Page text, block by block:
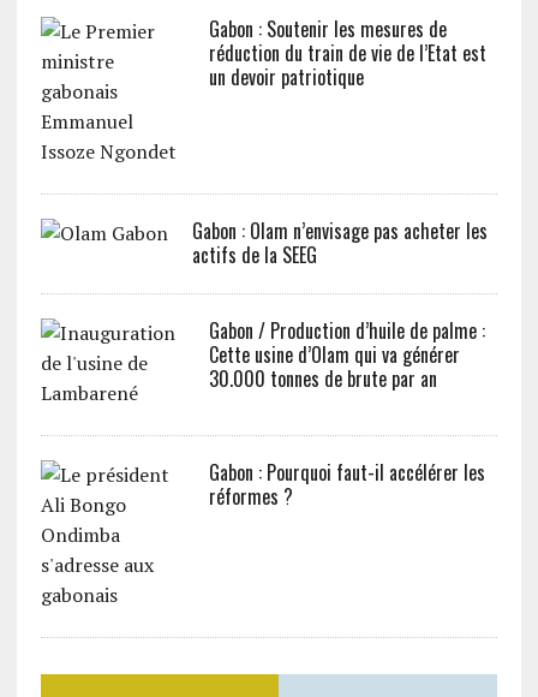
Gabon : Soutenir les mesures de
réduction du train de vie de l’Etat est
un devoir patriotique
Gabon : Olam n’envisage pas acheter les
actifs de la SEEG
Gabon / Production d’huile de palme :
Cette usine d’Olam qui va générer
30.000 tonnes de brute par an
Gabon : Pourquoi faut-il accélérer les
réformes ?